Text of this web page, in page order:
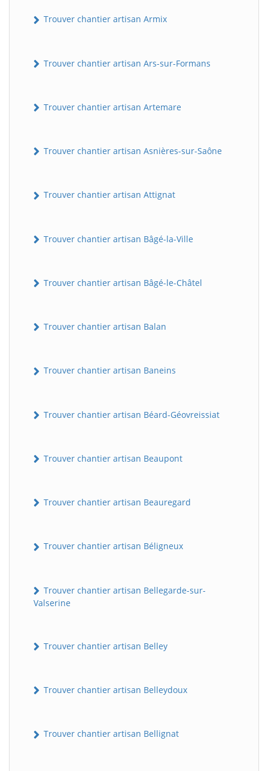
Trouver chantier artisan Armix
Trouver chantier artisan Ars-sur-Formans
Trouver chantier artisan Artemare
Trouver chantier artisan Asnières-sur-Saône
Trouver chantier artisan Attignat
Trouver chantier artisan Bâgé-la-Ville
Trouver chantier artisan Bâgé-le-Châtel
Trouver chantier artisan Balan
Trouver chantier artisan Baneins
Trouver chantier artisan Béard-Géovreissiat
Trouver chantier artisan Beaupont
Trouver chantier artisan Beauregard
Trouver chantier artisan Béligneux
Trouver chantier artisan Bellegarde-sur-
Valserine
Trouver chantier artisan Belley
Trouver chantier artisan Belleydoux
Trouver chantier artisan Bellignat